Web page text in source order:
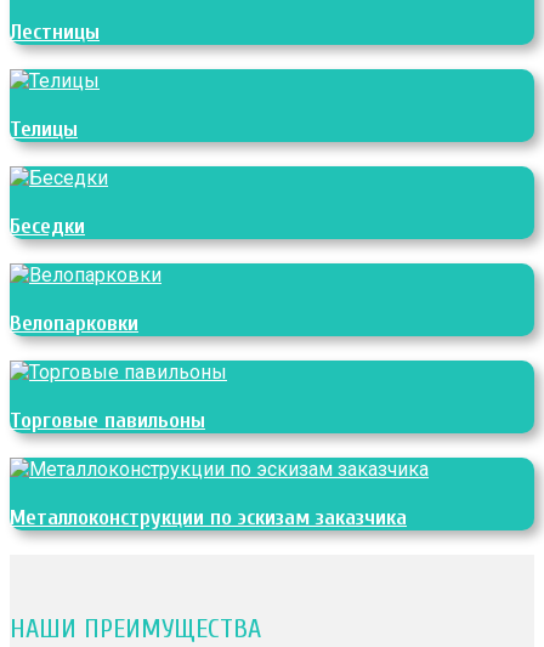
Лестницы
Телицы
Беседки
Велопарковки
Торговые павильоны
Металлоконструкции по эскизам заказчика
НАШИ ПРЕИМУЩЕСТВА